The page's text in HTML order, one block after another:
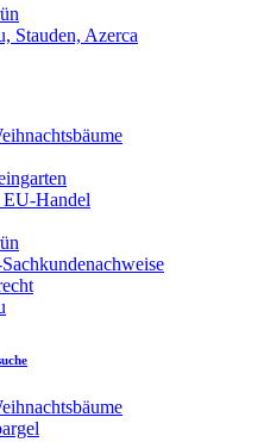
Stauden, Azerca
Handel